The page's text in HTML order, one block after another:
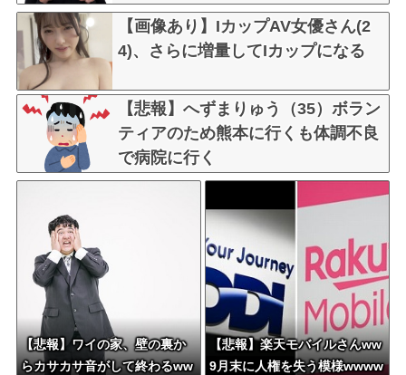
【画像あり】IカップAV女優さん(2
4)、さらに増量してIカップになる
【悲報】へずまりゅう（35）ボラン
ティアのため熊本に行くも体調不良
で病院に行く
【悲報】ワイの家、壁の裏か
らカサカサ音がして終わるww
【悲報】楽天モバイルさんww
9月末に人権を失う模様wwww